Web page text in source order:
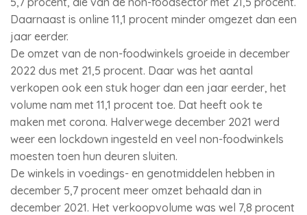
Daarnaast is online 11,1 procent minder omgezet dan een
jaar eerder.
De omzet van de non-foodwinkels groeide in december
2022 dus met 21,5 procent. Daar was het aantal
verkopen ook een stuk hoger dan een jaar eerder, het
volume nam met 11,1 procent toe. Dat heeft ook te
maken met corona. Halverwege december 2021 werd
weer een lockdown ingesteld en veel non-foodwinkels
moesten toen hun deuren sluiten.
De winkels in voedings- en genotmiddelen hebben in
december 5,7 procent meer omzet behaald dan in
december 2021. Het verkoopvolume was wel 7,8 procent